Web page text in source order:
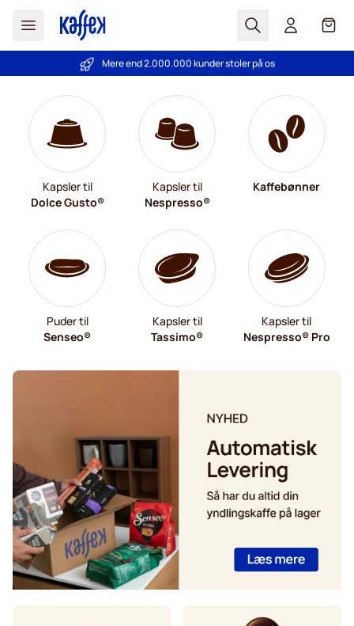
Søg Cart
Prisgaranti- Altid fair priser!
Mere end 2.000.000 kunder stoler på os
Kapsler til
Dolce Gusto®
Kapsler til
Nespresso®
Kaffebønner
Puder til
Senseo®
Kapsler til
Tassimo®
Kapsler til
Nespresso® Pro